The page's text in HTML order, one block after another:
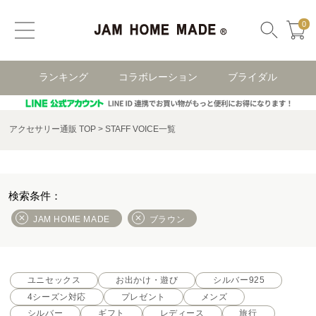
0
ランキング コラボレーション ブライダル
アクセサリー通販 TOP STAFF VOICE一覧
JAM HOME MADE ブラウン
ユニセックス お出かけ・遊び
シルバー925
4シーズン対応
プレゼント
メンズ
シルバー
ギフト レディース 旅行